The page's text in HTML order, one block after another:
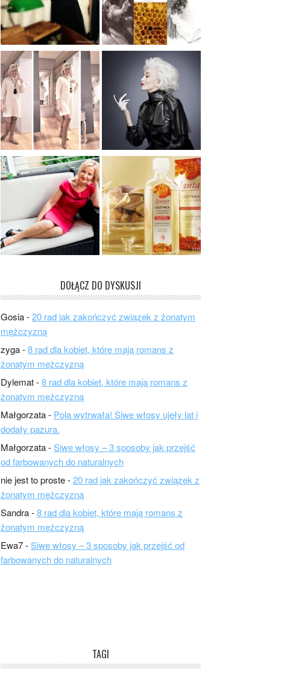
DOŁĄCZ DO DYSKUSJI
Gosia-20 rad jak zakończyć związek z żonatym
mężczyzną
zyga-8 rad dla kobiet, które mają romans z
żonatym mężczyzną
Dylemat-8 rad dla kobiet, które mają romans z
żonatym mężczyzną
Małgorzata- Pola wytrwała! Siwe włosy ujęły lat i
dodały pazura.
Małgorzata-Siwe włosy – 3 sposoby jak przejść
od farbowanych do naturalnych
nie jest to proste-20 rad jak zakończyć związek z
żonatym mężczyzną
Sandra-8 rad dla kobiet, które mają romans z
żonatym mężczyzną
Ewa7-Siwe włosy – 3 sposoby jak przejść od
farbowanych do naturalnych
TAGI